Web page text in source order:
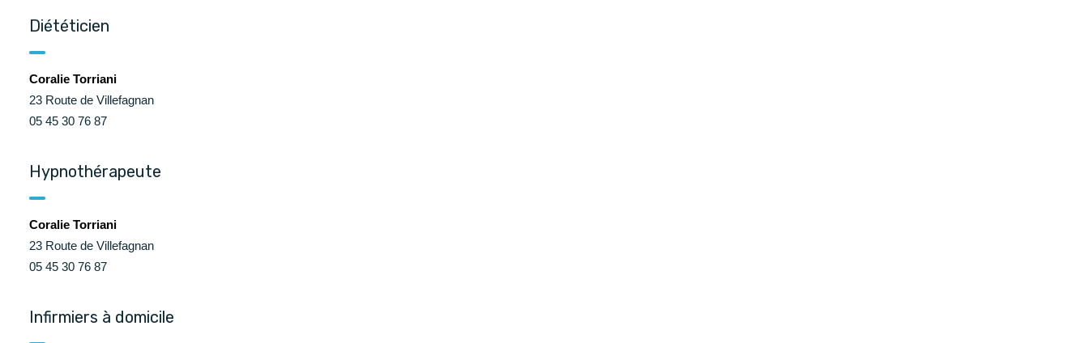
Diététicien
Coralie Torriani
23 Route de Villefagnan
05 45 30 76 87
Hypnothérapeute
Coralie Torriani
23 Route de Villefagnan
05 45 30 76 87
Infirmiers à domicile